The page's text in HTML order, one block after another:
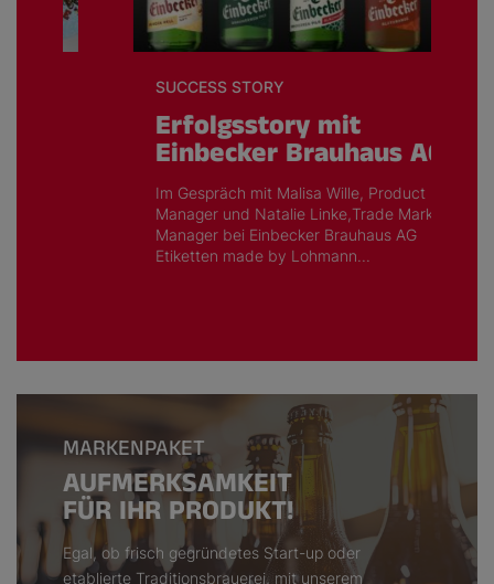
SUCCESS STORY
Erfolgsstory mit
Einbecker Brauhaus AG
Im Gespräch mit Malisa Wille, Product
Manager und Natalie Linke,Trade Marketing
Manager bei Einbecker Brauhaus AG
Etiketten made by Lohmann...
MARKENPAKET
AUFMERKSAMKEIT
FÜR IHR PRODUKT!
Egal, ob frisch gegründetes Start-up oder
etablierte Traditionsbrauerei, mit unserem